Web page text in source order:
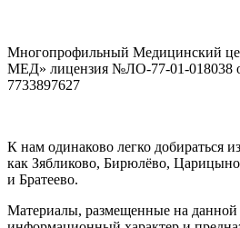
Многопрофильный Медицинский
МЕД» лицензия №ЛО-77-01-018038
7733897627
К нам одинаково легко добираться
как Зябликово, Бирюлёво,
и Братеево.
Материалы, размещенные на данной